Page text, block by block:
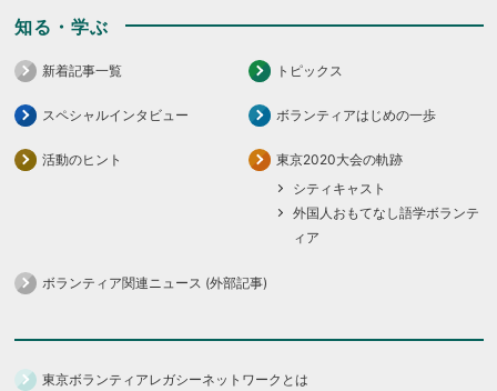
知る・学ぶ
新着記事一覧 トピックス
スペシャルインタビュー ボランティアはじめの一歩
活動のヒント
東京2020大会の軌跡
シティキャスト
外国人おもてなし語学ボランテ
ィア
ボランティア関連ニュース (外部記事)
東京ボランティアレガシーネットワークとは